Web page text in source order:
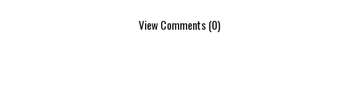
View Comments (0)